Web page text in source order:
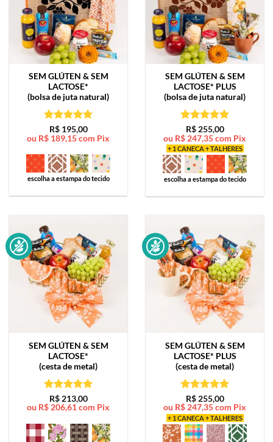
SEM GLÚTEN & SEM
LACTOSE*
(bolsa de juta natural)
Avaliação5
de 5
R$195,00
ou R$ 189,15com Pix
escolha a estampa do tecido
SEM GLÚTEN & SEM
LACTOSE* PLUS
(bolsa de juta natural)
Avaliação5
de 5
R$255,00
ou R$ 247,35com Pix
+ 1 CANECA + TALHERES
escolha a estampa do tecido
SEM GLÚTEN & SEM
LACTOSE*
(cesta de metal)
Avaliação5
de 5
R$213,00
ou R$206,61com Pix
SEM GLÚTEN & SEM
LACTOSE* PLUS
(cesta de metal)
Avaliação5
de 5
R$255,00
ou R$247,35com Pix
+ 1 CANECA + TALHERES